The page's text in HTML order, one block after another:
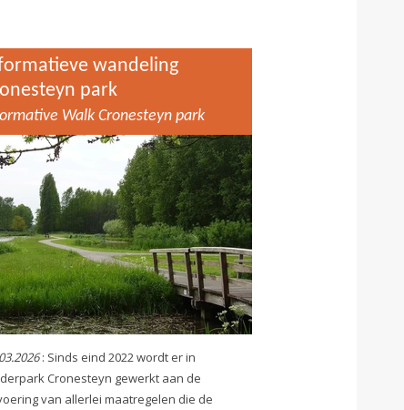
wandeling
park
Walk Cronesteyn park
: Sinds eind 2022 wordt er in
Cronesteyn gewerkt aan de
van allerlei maatregelen die de